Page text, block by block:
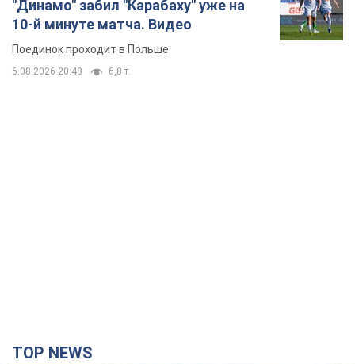
"Динамо" забил "Карабаху" уже на
10-й минуте матча. Видео
Поединок проходит в Польше
6.08.2026 20:48 6,8 т.
TOP NEWS